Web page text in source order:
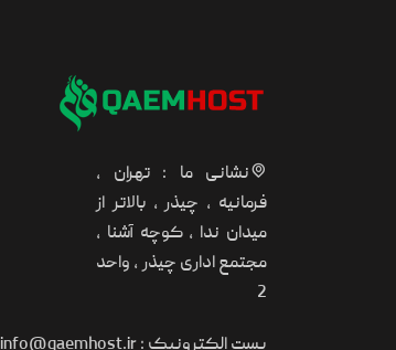
نشانی ما : تهران ،
فرمانیه ، چیذر ، بالاتر از
میدان ندا ، کوچه آشنا ،
مجتمع اداری چیذر ، واحد
2